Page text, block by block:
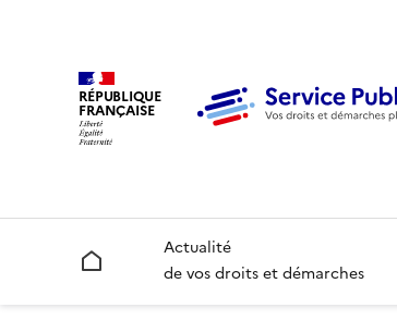
RÉPUBLIQUE
FRANÇAISE
Accueil
Actualité
de vos droits et démarches